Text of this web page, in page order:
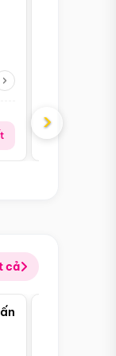
Giá từ:
›
cả